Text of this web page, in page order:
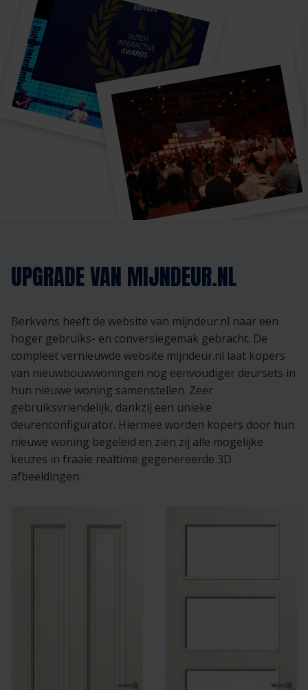
UPGRADE VAN MIJNDEUR.NL
Berkvens heeft de website van mijndeur.nl naar een
hoger gebruiks- en conversiegemak gebracht. De
compleet vernieuwde website mijndeur.nl laat kopers
van nieuwbouwwoningen nog eenvoudiger deursets in
hun nieuwe woning samenstellen. Zeer
gebruiksvriendelijk, dankzij een unieke
deurenconfigurator. Hiermee worden kopers door hun
nieuwe woning begeleid en zien zij alle mogelijke
keuzes in fraaie realtime gegenereerde 3D
afbeeldingen.